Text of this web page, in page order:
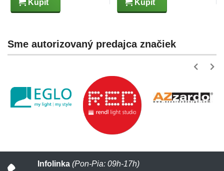
Kúpiť Kúpiť
Sme autorizovaný predajca značiek
Infolinka (Pon-Pia: 09h-17h)